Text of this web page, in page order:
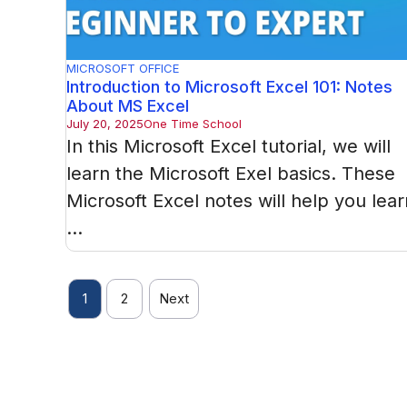
MICROSOFT OFFICE
Introduction to Microsoft Excel 101: Notes
About MS Excel
July 20, 2025One Time School
In this Microsoft Excel tutorial, we will
learn the Microsoft Exel basics. These
Microsoft Excel notes will help you
...
1 2 Next